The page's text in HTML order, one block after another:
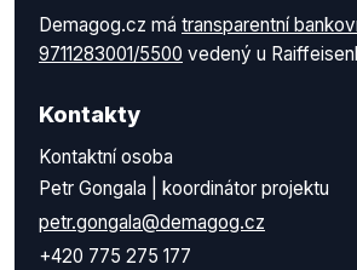
Demagog.cz má transparentní
9711283001/5500 vedený u
Kontakty
Kontaktní osoba
Petr Gongala | koordinátor projektu
petr.gongala@demagog.cz
+420 775 275 177